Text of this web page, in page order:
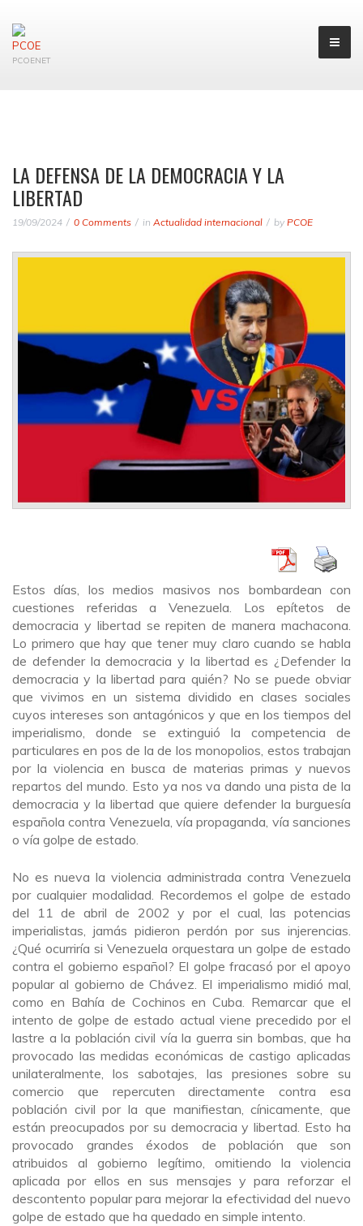
PCOENET
LA DEFENSA DE LA DEMOCRACIA Y LA
LIBERTAD
19/09/2024 0 Comments in Actualidad internacional by PCOE
Estos días, los medios masivos nos bombardean con
cuestiones referidas a Venezuela. Los epítetos de
democracia y libertad se repiten de manera machacona.
Lo primero que hay que tener muy claro cuando se habla
de defender la democracia y la libertad es ¿Defender la
democracia y la libertad para quién? No se puede obviar
que vivimos en un sistema dividido en clases sociales
cuyos intereses son antagónicos y que en los tiempos del
imperialismo, donde se extinguió la competencia de
particulares en pos de la de los monopolios, estos trabajan
por la violencia en busca de materias primas y nuevos
repartos del mundo. Esto ya nos va dando una pista de la
democracia y la libertad que quiere defender la burguesía
española contra Venezuela, vía propaganda, vía sanciones
o vía golpe de estado.
No es nueva la violencia administrada contra Venezuela
por cualquier modalidad. Recordemos el golpe de estado
del 11 de abril de 2002 y por el cual, las potencias
imperialistas, jamás pidieron perdón por sus injerencias.
¿Qué ocurriría si Venezuela orquestara un golpe de estado
contra el gobierno español? El golpe fracasó por el apoyo
popular al gobierno de Chávez. El imperialismo midió mal,
como en Bahía de Cochinos en Cuba. Remarcar que el
intento de golpe de estado actual viene precedido por el
lastre a la población civil vía la guerra sin bombas, que ha
provocado las medidas económicas de castigo aplicadas
unilateralmente, los sabotajes, las presiones sobre su
comercio que repercuten directamente contra esa
población civil por la que manifiestan, cínicamente, que
están preocupados por su democracia y libertad. Esto ha
provocado grandes éxodos de población que son
atribuidos al gobierno legítimo, omitiendo la violencia
aplicada por ellos en sus mensajes y para reforzar el
descontento popular para mejorar la efectividad del nuevo
golpe de estado que ha quedado en simple intento.